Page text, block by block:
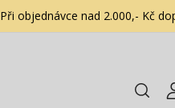
Při objednávce nad 2.000,- Kč